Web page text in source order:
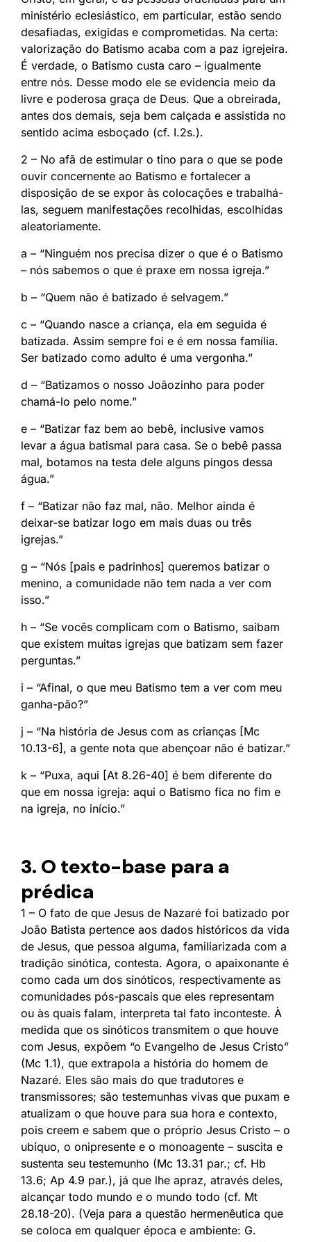
ministério eclesiástico, em particular, estão sendo
desafiadas, exigidas e comprometidas. Na certa:
valorização do Batismo acaba com a paz igrejeira.
É verdade, o Batismo custa caro – igualmente
entre nós. Desse modo ele se evidencia meio da
livre e poderosa graça de Deus. Que a obreirada,
antes dos demais, seja bem calçada e assistida no
sentido acima esboçado (cf. I.2s.).
2 – No afã de estimular o tino para o que se pode
ouvir concernente ao Batismo e fortalecer a
disposição de se expor às colocações e trabalhá-
las, seguem manifestações recolhidas, escolhidas
aleatoriamente.
a – “Ninguém nos precisa dizer o que é o Batismo
– nós sabemos o que é praxe em nossa igreja.”
b – “Quem não é batizado é selvagem.”
c – “Quando nasce a criança, ela em seguida é
batizada. Assim sempre foi e é em nossa família.
Ser batizado como adulto é uma vergonha.”
d – “Batizamos o nosso Joãozinho para poder
chamá-lo pelo nome.”
e – “Batizar faz bem ao bebê, inclusive vamos
levar a água batismal para casa. Se o bebê passa
mal, botamos na testa dele alguns pingos dessa
água.”
f – “Batizar não faz mal, não. Melhor ainda é
deixar-se batizar logo em mais duas ou três
igrejas.”
g – “Nós [pais e padrinhos] queremos batizar o
menino, a comunidade não tem nada a ver com
isso.”
h – “Se vocês complicam com o Batismo, saibam
que existem muitas igrejas que batizam sem fazer
perguntas.”
i – “Afinal, o que meu Batismo tem a ver com meu
ganha-pão?”
j – “Na história de Jesus com as crianças [Mc
10.13-6], a gente nota que abençoar não é batizar.”
k – “Puxa, aqui [At 8.26-40] é bem diferente do
que em nossa igreja: aqui o Batismo fica no fim e
na igreja, no início.”
3. O texto-base para a
prédica
1 – O fato de que Jesus de Nazaré foi batizado por
João Batista pertence aos dados históricos da vida
de Jesus, que pessoa alguma, familiarizada com a
tradição sinótica, contesta. Agora, o apaixonante é
como cada um dos sinóticos, respectivamente as
comunidades pós-pascais que eles representam
ou às quais falam, interpreta tal fato inconteste. À
medida que os sinóticos transmitem o que houve
com Jesus, expõem “o Evangelho de Jesus Cristo”
(Mc 1.1), que extrapola a história do homem de
Nazaré. Eles são mais do que tradutores e
transmissores; são testemunhas vivas que puxam e
atualizam o que houve para sua hora e contexto,
pois creem e sabem que o próprio Jesus Cristo – o
ubíquo, o onipresente e o monoagente – suscita e
sustenta seu testemunho (Mc 13.31 par.; cf. Hb
13.6; Ap 4.9 par.), já que lhe apraz, através deles,
alcançar todo mundo e o mundo todo (cf. Mt
28.18-20). (Veja para a questão hermenêutica que
se coloca em qualquer época e ambiente: G.